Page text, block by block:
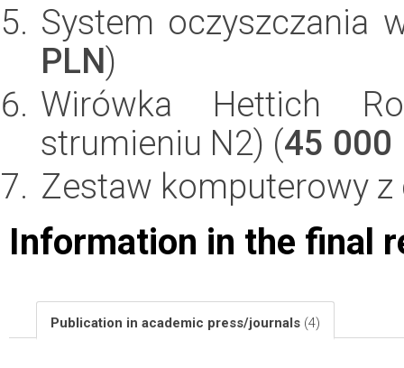
System oczyszczania
PLN)
Wirówka Hettich
strumieniu N2) (45 000
Zestaw komputerowy
Information in the final
Publication in academic press/journals (4)